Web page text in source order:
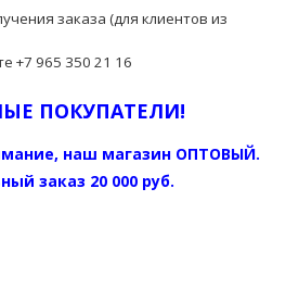
заказа (для клиентов из
+7 965 350 21 16
ПОКУПАТЕЛИ!
наш магазин ОПТОВЫЙ.
заказ 20 000 руб.